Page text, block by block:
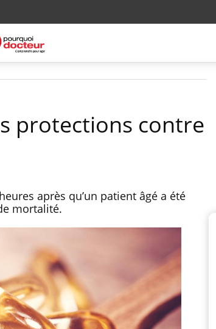
protections contre
après qu’un patient âgé a été
mortalité.